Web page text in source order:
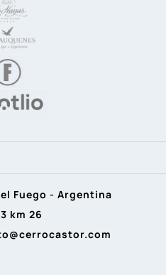
Fuego - Argentina
km 26